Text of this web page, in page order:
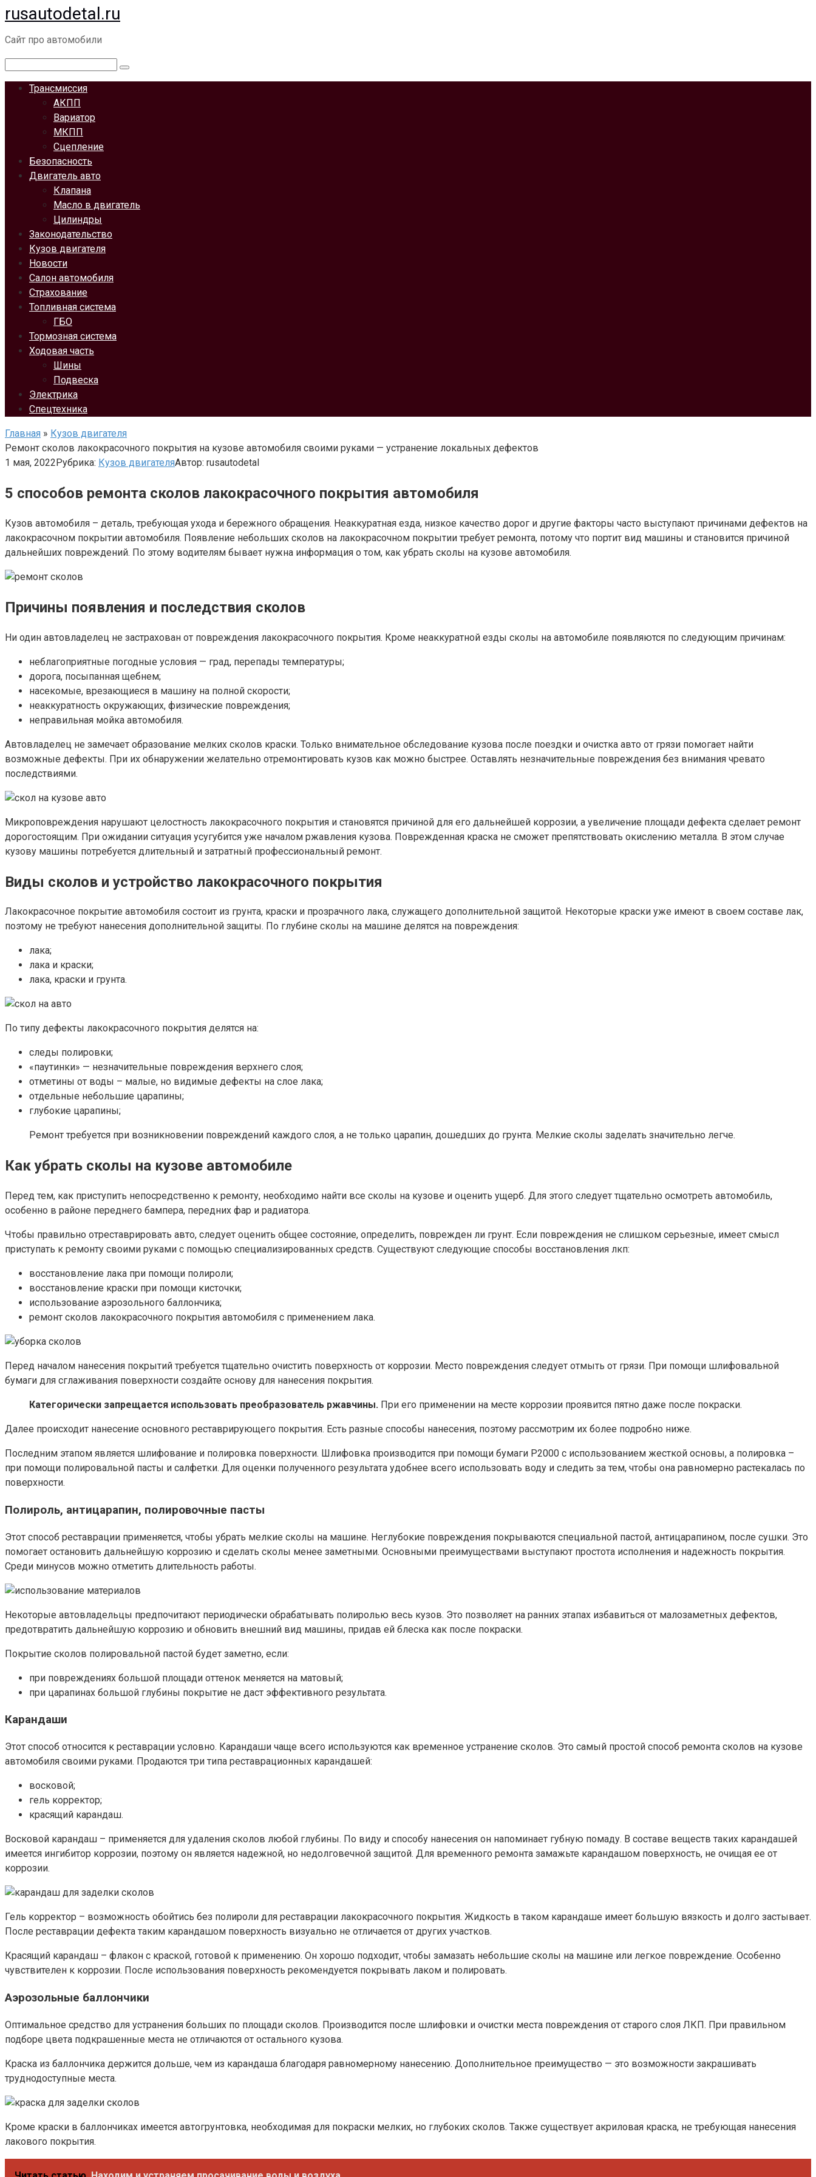
Перейти
к
контенту
rusautodetal.ru
Сайт про автомобили
Трансмиссия
АКПП
Вариатор
МКПП
Сцепление
Безопасность
Двигатель авто
Клапана
Масло в двигатель
Цилиндры
Законодательство
Кузов двигателя
Новости
Салон автомобиля
Страхование
Топливная система
ГБО
Тормозная система
Ходовая часть
Шины
Подвеска
Электрика
Спецтехника
Главная » Кузов двигателя
Ремонт сколов лакокрасочного покрытия на кузове автомобиля своими руками — устранение локальных дефектов
1 мая, 2022Рубрика: Кузов двигателяАвтор: rusautodetal
5 способов ремонта сколов лакокрасочного покрытия автомобиля
Кузов автомобиля – деталь, требующая ухода и бережного обращения. Неаккуратная езда, низкое качество дорог и другие факторы часто выступают причинами дефектов на
лакокрасочном покрытии автомобиля. Появление небольших сколов на лакокрасочном покрытии требует ремонта, потому что портит вид машины и становится причиной
дальнейших повреждений. По этому водителям бывает нужна информация о том, как убрать сколы на кузове автомобиля.
Причины появления и последствия сколов
Ни один автовладелец не застрахован от повреждения лакокрасочного покрытия. Кроме неаккуратной езды сколы на автомобиле появляются по следующим причинам:
неблагоприятные погодные условия — град, перепады температуры;
дорога, посыпанная щебнем;
насекомые, врезающиеся в машину на полной скорости;
неаккуратность окружающих, физические повреждения;
неправильная мойка автомобиля.
Автовладелец не замечает образование мелких сколов краски. Только внимательное обследование кузова после поездки и очистка авто от грязи помогает найти
возможные дефекты. При их обнаружении желательно отремонтировать кузов как можно быстрее. Оставлять незначительные повреждения без внимания чревато
последствиями.
Микроповреждения нарушают целостность лакокрасочного покрытия и становятся причиной для его дальнейшей коррозии, а увеличение площади дефекта сделает ремонт
дорогостоящим. При ожидании ситуация усугубится уже началом ржавления кузова. Поврежденная краска не сможет препятствовать окислению металла. В этом случае
кузову машины потребуется длительный и затратный профессиональный ремонт.
Виды сколов и устройство лакокрасочного покрытия
Лакокрасочное покрытие автомобиля состоит из грунта, краски и прозрачного лака, служащего дополнительной защитой. Некоторые краски уже имеют в своем составе лак,
поэтому не требуют нанесения дополнительной защиты. По глубине сколы на машине делятся на повреждения:
лака;
лака и краски;
лака, краски и грунта.
По типу дефекты лакокрасочного покрытия делятся на:
следы полировки;
«паутинки» — незначительные повреждения верхнего слоя;
отметины от воды – малые, но видимые дефекты на слое лака;
отдельные небольшие царапины;
глубокие царапины;
Ремонт требуется при возникновении повреждений каждого слоя, а не только царапин, дошедших до грунта. Мелкие сколы заделать значительно легче.
Как убрать сколы на кузове автомобиле
Перед тем, как приступить непосредственно к ремонту, необходимо найти все сколы на кузове и оценить ущерб. Для этого следует тщательно осмотреть автомобиль,
особенно в районе переднего бампера, передних фар и радиатора.
Чтобы правильно отреставрировать авто, следует оценить общее состояние, определить, поврежден ли грунт. Если повреждения не слишком серьезные, имеет смысл
приступать к ремонту своими руками с помощью специализированных средств. Существуют следующие способы восстановления лкп:
восстановление лака при помощи полироли;
восстановление краски при помощи кисточки;
использование аэрозольного баллончика;
ремонт сколов лакокрасочного покрытия автомобиля с применением лака.
Перед началом нанесения покрытий требуется тщательно очистить поверхность от коррозии. Место повреждения следует отмыть от грязи. При помощи шлифовальной
бумаги для сглаживания поверхности создайте основу для нанесения покрытия.
Категорически запрещается использовать преобразователь ржавчины. При его применении на месте коррозии проявится пятно даже после покраски.
Далее происходит нанесение основного реставрирующего покрытия. Есть разные способы нанесения, поэтому рассмотрим их более подробно ниже.
Последним этапом является шлифование и полировка поверхности. Шлифовка производится при помощи бумаги P2000 с использованием жесткой основы, а полировка –
при помощи полировальной пасты и салфетки. Для оценки полученного результата удобнее всего использовать воду и следить за тем, чтобы она равномерно растекалась по
поверхности.
Полироль, антицарапин, полировочные пасты
Этот способ реставрации применяется, чтобы убрать мелкие сколы на машине. Неглубокие повреждения покрываются специальной пастой, антицарапином, после сушки. Это
помогает остановить дальнейшую коррозию и сделать сколы менее заметными. Основными преимуществами выступают простота исполнения и надежность покрытия.
Среди минусов можно отметить длительность работы.
Некоторые автовладельцы предпочитают периодически обрабатывать полиролью весь кузов. Это позволяет на ранних этапах избавиться от малозаметных дефектов,
предотвратить дальнейшую коррозию и обновить внешний вид машины, придав ей блеска как после покраски.
Покрытие сколов полировальной пастой будет заметно, если:
при повреждениях большой площади оттенок меняется на матовый;
при царапинах большой глубины покрытие не даст эффективного результата.
Карандаши
Этот способ относится к реставрации условно. Карандаши чаще всего используются как временное устранение сколов. Это самый простой способ ремонта сколов на кузове
автомобиля своими руками. Продаются три типа реставрационных карандашей:
восковой;
гель корректор;
красящий карандаш.
Восковой карандаш – применяется для удаления сколов любой глубины. По виду и способу нанесения он напоминает губную помаду. В составе веществ таких карандашей
имеется ингибитор коррозии, поэтому он является надежной, но недолговечной защитой. Для временного ремонта замажьте карандашом поверхность, не очищая ее от
коррозии.
Гель корректор – возможность обойтись без полироли для реставрации лакокрасочного покрытия. Жидкость в таком карандаше имеет большую вязкость и долго застывает.
После реставрации дефекта таким карандашом поверхность визуально не отличается от других участков.
Красящий карандаш – флакон с краской, готовой к применению. Он хорошо подходит, чтобы замазать небольшие сколы на машине или легкое повреждение. Особенно
чувствителен к коррозии. После использования поверхность рекомендуется покрывать лаком и полировать.
Аэрозольные баллончики
Оптимальное средство для устранения больших по площади сколов. Производится после шлифовки и очистки места повреждения от старого слоя ЛКП. При правильном
подборе цвета подкрашенные места не отличаются от остального кузова.
Краска из баллончика держится дольше, чем из карандаша благодаря равномерному нанесению. Дополнительное преимущество — это возможности закрашивать
труднодоступные места.
Кроме краски в баллончиках имеется автогрунтовка, необходимая для покраски мелких, но глубоких сколов. Также существует акриловая краска, не требующая нанесения
лакового покрытия.